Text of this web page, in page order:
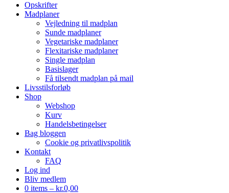
Opskrifter
Madplaner
Vejledning til madplan
Sunde madplaner
Vegetariske madplaner
Flexitariske madplaner
Single madplan
Basislager
Få tilsendt madplan på mail
Livsstilsforløb
Shop
Webshop
Kurv
Handelsbetingelser
Bag bloggen
Cookie og privatlivspolitik
Kontakt
FAQ
Log ind
Bliv medlem
0 items – kr.0,00